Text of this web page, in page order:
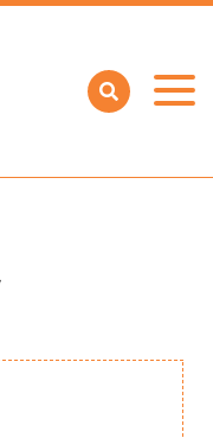
Open